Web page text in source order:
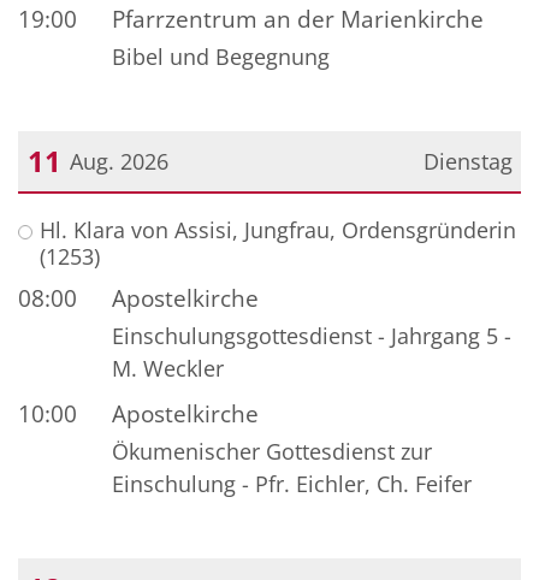
19:00 Pfarrzentrum an der Marienkirche
Bibel und Begegnung
Dienstag
11 Aug. 2026
Datum: 11. August 2026
Hl. Klara von Assisi, Jungfrau, Ordensgründerin
(1253)
08:00 Apostelkirche
Einschulungsgottesdienst - Jahrgang 5 -
M. Weckler
10:00 Apostelkirche
Ökumenischer Gottesdienst zur
Einschulung - Pfr. Eichler, Ch. Feifer